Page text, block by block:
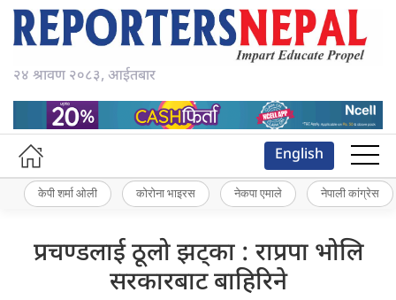
२४ श्रावण २०८३, आईतबार
English
केपी शर्मा ओली कोरोना भाइरस नेकपा एमाले नेपाली कांग्रेस
प्रचण्डलाई ठूलो झट्का : राप्रपा भोलि
सरकारबाट बाहिरिने